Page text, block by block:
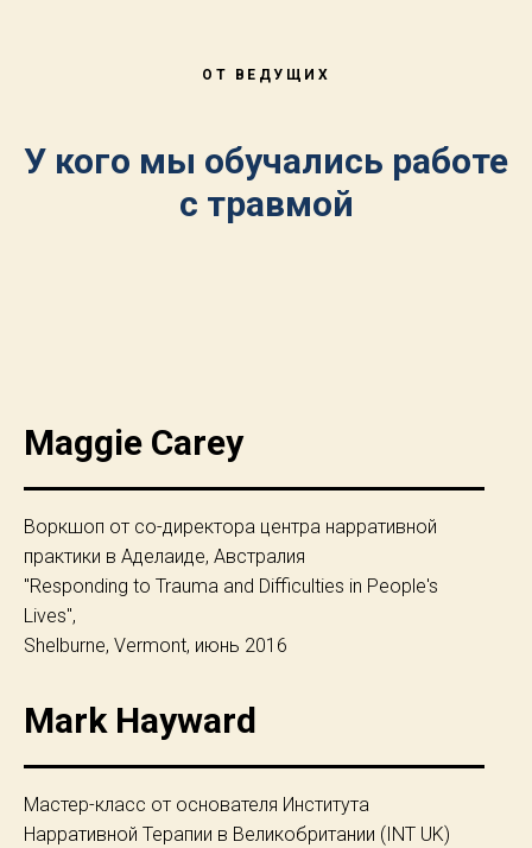
ОТ ВЕДУЩИХ
У кого мы обучались работе
с травмой
Maggie Carey
Воркшоп от со-директора центра нарративной
практики в Аделаиде, Австралия
"Responding to Trauma and Difficulties in People's
Lives",
Shelburne, Vermont, июнь 2016
Mark Hayward
Мастер-класс от основателя Института
Нарративной Терапии в Великобритании (INT UK)